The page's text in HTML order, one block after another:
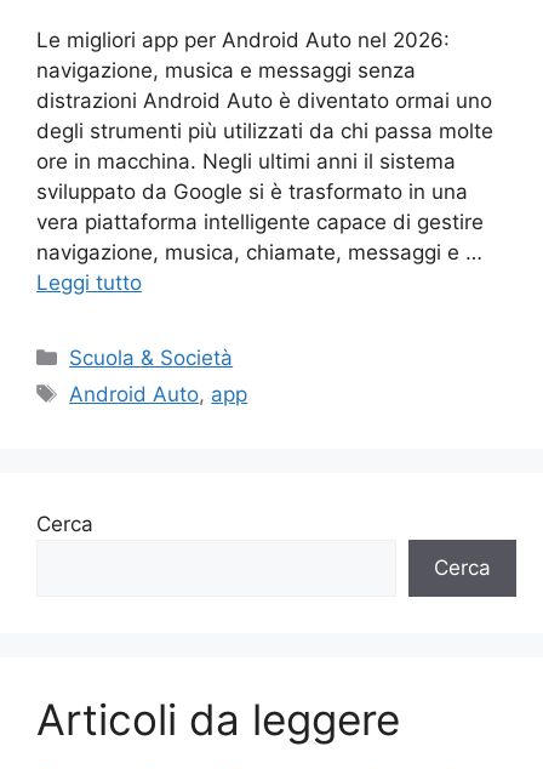
Le migliori app per Android Auto nel 2026:
navigazione, musica e messaggi senza
distrazioni Android Auto è diventato ormai uno
degli strumenti più utilizzati da chi passa molte
ore in macchina. Negli ultimi anni il sistema
sviluppato da Google si è trasformato in una
vera piattaforma intelligente capace di gestire
navigazione, musica, chiamate, messaggi e …
Leggi tutto
Categorie
Scuola & Società
Tag
Android Auto, app
Cerca
Cerca
Articoli da leggere